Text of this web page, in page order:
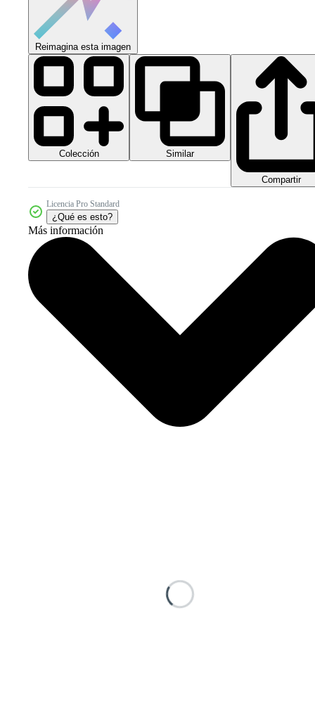
Reimagina esta imagen
Colección Similar
Compartir
Licencia Pro Standard
¿Qué es esto?
Más información